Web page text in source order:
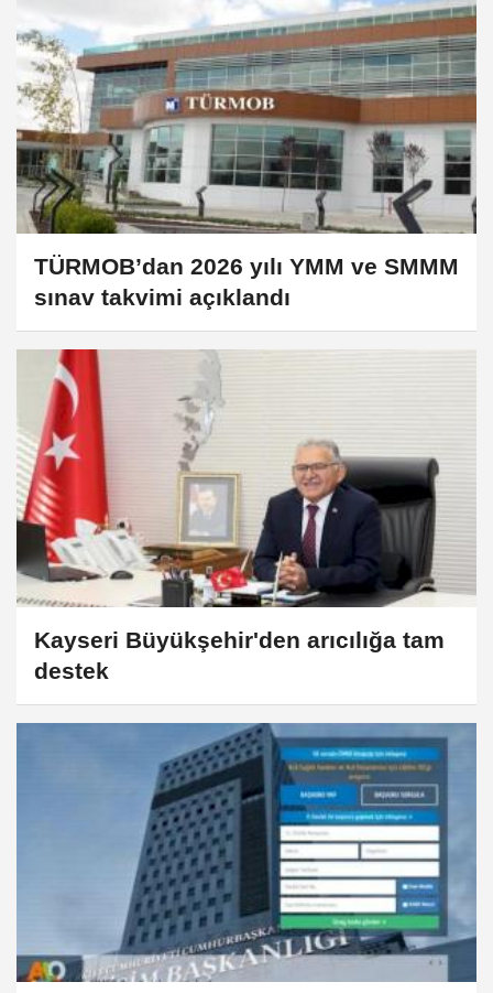
TÜRMOB’dan 2026 yılı YMM ve SMMM
sınav takvimi açıklandı
Kayseri Büyükşehir'den arıcılığa tam
destek